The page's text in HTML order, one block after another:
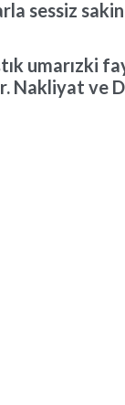
sessiz sakin
umarızki
Nakliyat ve